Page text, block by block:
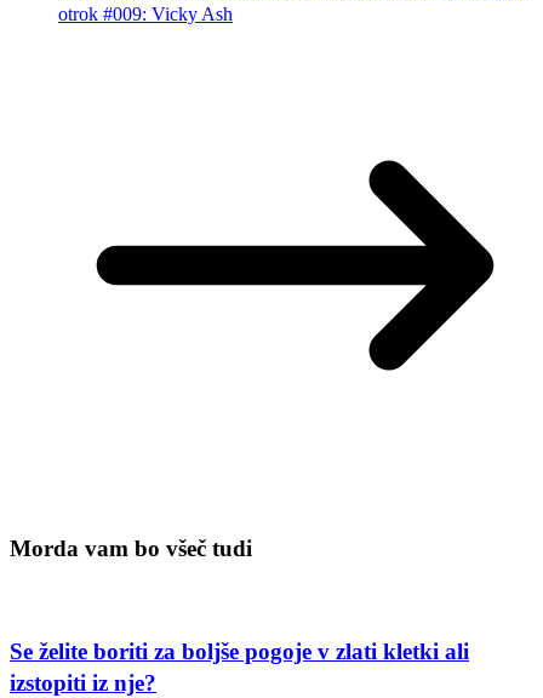
otrok #009: Vicky Ash
Morda vam bo všeč tudi
Se želite boriti za boljše pogoje v zlati kletki ali
izstopiti iz nje?